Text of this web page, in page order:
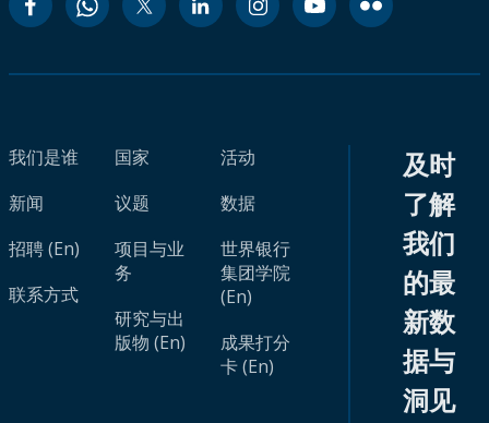
我们是谁
新闻
招聘 (En)
联系方式
国家
议题
项目与业
务
研究与出
版物 (En)
活动
数据
世界银行
集团学院
(En)
成果打分
卡 (En)
及时
了解
我们
的最
新数
据与
洞见